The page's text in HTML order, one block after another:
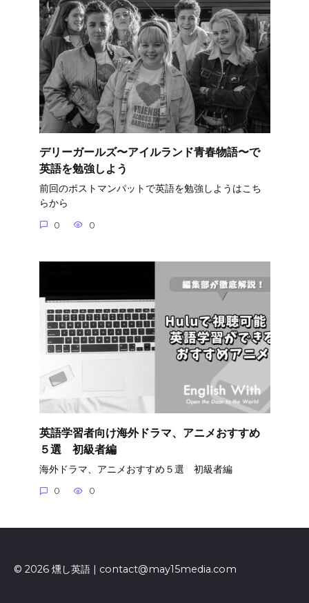
デリーガールズ〜アイルランド青春物語〜で
英語を勉強しよう
前回のポストマンパットで英語を勉強しようはこち
らから
0 0
英語学習者向け海外ドラマ、アニメおすすめ
５選 初級者編
海外ドラマ、アニメおすすめ５選 初級者編
0 0
© 2026 燻し英語 | contact@may15media.com